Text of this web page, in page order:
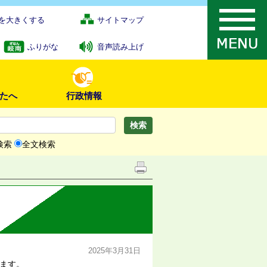
大きくする サイトマップ
ふりがな 音声読み上げ
へ 行政情報
索 全文検索
2025年3月31日
す。